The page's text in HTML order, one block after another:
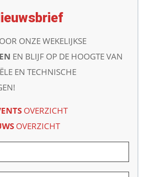
ONZE WEKELIJKSE
EN BLIJF OP DE HOOGTE VAN
EN TECHNISCHE
OVERZICHT
OVERZICHT